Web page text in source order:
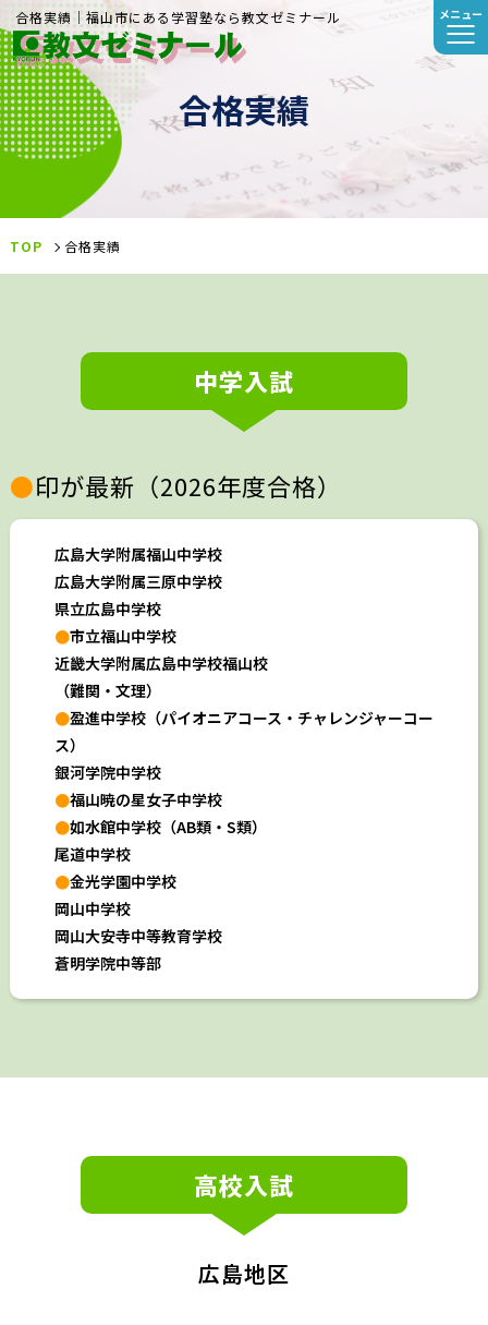
合格実績｜福山市にある学習塾なら教文ゼミナール メニュー
合格実績
TOP 合格実績
中学入試
●印が最新（2026年度合格）
広島大学附属福山中学校
広島大学附属三原中学校
県立広島中学校
●市立福山中学校
近畿大学附属広島中学校福山校
（難関・文理）
●盈進中学校（パイオニアコース・チャレンジャーコー
ス）
銀河学院中学校
●福山暁の星女子中学校
●如水館中学校（AB類・S類）
尾道中学校
●金光学園中学校
岡山中学校
岡山大安寺中等教育学校
蒼明学院中等部
高校入試
広島地区